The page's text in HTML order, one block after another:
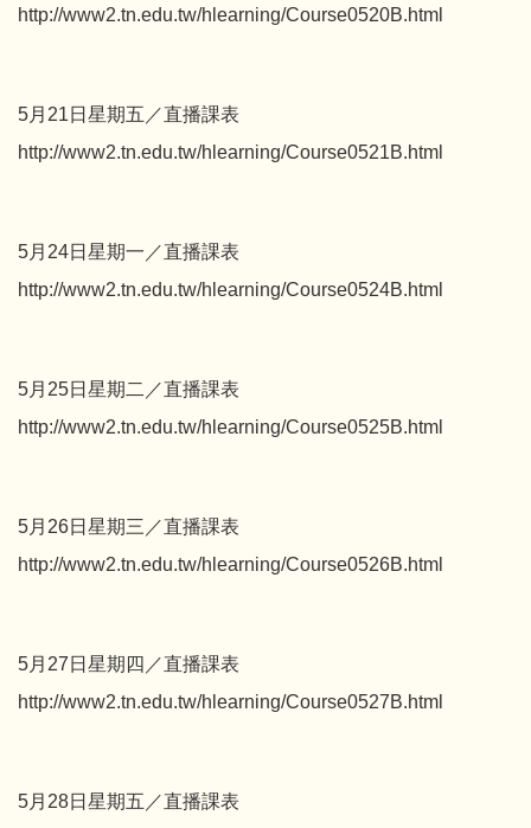
http://www2.tn.edu.tw/hlearning/Course0520B.html
5月21日星期五／直播課表
http://www2.tn.edu.tw/hlearning/Course0521B.html
5月24日星期一／直播課表
http://www2.tn.edu.tw/hlearning/Course0524B.html
5月25日星期二／直播課表
http://www2.tn.edu.tw/hlearning/Course0525B.html
5月26日星期三／直播課表
http://www2.tn.edu.tw/hlearning/Course0526B.html
5月27日星期四／直播課表
http://www2.tn.edu.tw/hlearning/Course0527B.html
5月28日星期五／直播課表